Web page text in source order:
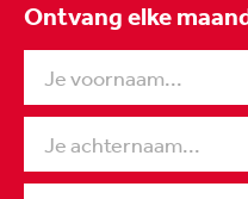
Ontvang elke